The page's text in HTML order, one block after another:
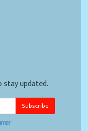
updated.
Subscribe